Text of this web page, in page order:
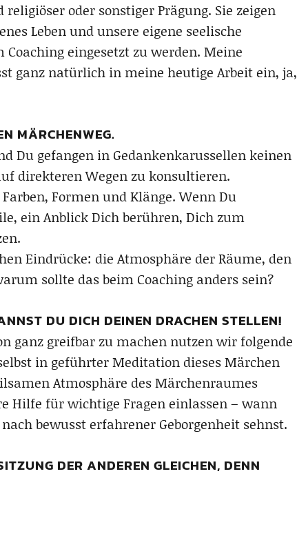
oder sonstiger Prägung. Sie zeigen
Leben und unsere eigene seelische
eingesetzt zu werden. Meine
ganz natürlich in meine heutige Arbeit ein, ja,
MÄRCHENWEG.
Du gefangen in Gedankenkarussellen keinen
direkteren Wegen zu konsultieren.
Formen und Klänge. Wenn Du
ein Anblick Dich berühren, Dich zum
Eindrücke: die Atmosphäre der Räume, den
sollte das beim Coaching anders sein?
DU DICH DEINEN DRACHEN STELLEN!
ganz greifbar zu machen nutzen wir folgende
in geführter Meditation dieses Märchen
Atmosphäre des Märchenraumes
Hilfe für wichtige Fragen einlassen – wann
bewusst erfahrener Geborgenheit sehnst.
DER ANDEREN GLEICHEN, DENN